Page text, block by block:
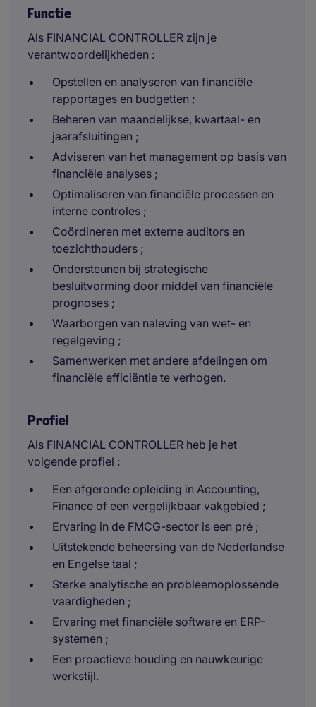
Functie
Als FINANCIAL CONTROLLER zijn je
verantwoordelijkheden :
Opstellen en analyseren van financiële
rapportages en budgetten ;
Beheren van maandelijkse, kwartaal- en
jaarafsluitingen ;
Adviseren van het management op basis van
financiële analyses ;
Optimaliseren van financiële processen en
interne controles ;
Coördineren met externe auditors en
toezichthouders ;
Ondersteunen bij strategische
besluitvorming door middel van financiële
prognoses ;
Waarborgen van naleving van wet- en
regelgeving ;
Samenwerken met andere afdelingen om
financiële efficiëntie te verhogen.
Profiel
Als FINANCIAL CONTROLLER heb je het
volgende profiel :
Een afgeronde opleiding in Accounting,
Finance of een vergelijkbaar vakgebied ;
Ervaring in de FMCG-sector is een pré ;
Uitstekende beheersing van de Nederlandse
en Engelse taal ;
Sterke analytische en probleemoplossende
vaardigheden ;
Ervaring met financiële software en ERP-
systemen ;
Een proactieve houding en nauwkeurige
werkstijl.